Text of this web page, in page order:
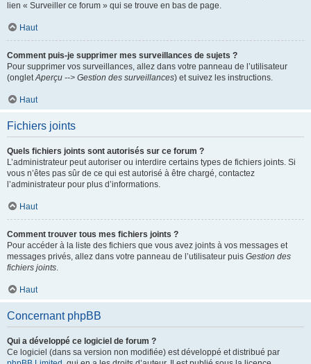
lien « Surveiller ce forum » qui se trouve en bas de page.
Haut
Comment puis-je supprimer mes surveillances de sujets ?
Pour supprimer vos surveillances, allez dans votre panneau de l’utilisateur
(ongletAperçu --> Gestion des surveillances) et suivez les instructions.
Haut
Fichiers joints
Quels fichiers joints sont autorisés sur ce forum ?
L’administrateur peut autoriser ou interdire certains types de fichiers joints. Si
vous n’êtes pas sûr de ce qui est autorisé à être chargé, contactez
l’administrateur pour plus d’informations.
Haut
Comment trouver tous mes fichiers joints ?
Pour accéder à la liste des fichiers que vous avez joints à vos messages et
messages privés, allez dans votre panneau de l’utilisateur puis Gestion des
fichiers joints.
Haut
Concernant phpBB
Qui a développé ce logiciel de forum ?
Ce logiciel (dans sa version non modifiée) est développé et distribué par